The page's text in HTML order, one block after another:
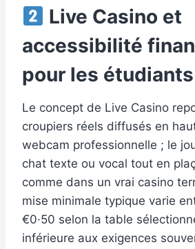
Live Casino et
accessibilité
pour les étudiants
Le concept de Live Casino
croupiers réels diffusés en
webcam professionnelle ; le
chat texte ou vocal tout en
comme dans un vrai casino
mise minimale typique varie
€0·50 selon la table
inférieure aux exigences